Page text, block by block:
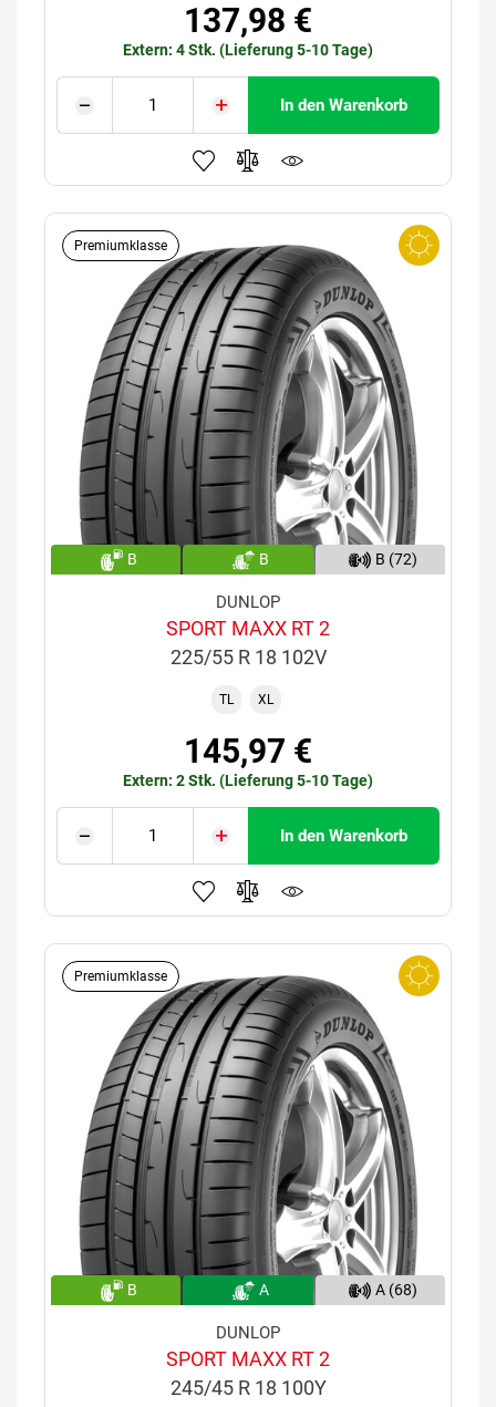
137,98 €
Extern: 4 Stk. (Lieferung 5-10 Tage)
In den Warenkorb
Premiumklasse
B B B (72)
DUNLOP
SPORT MAXX RT 2
225/55 R 18 102V
TL XL
145,97 €
Extern: 2 Stk. (Lieferung 5-10 Tage)
In den Warenkorb
Premiumklasse
B A A (68)
DUNLOP
SPORT MAXX RT 2
245/45 R 18 100Y